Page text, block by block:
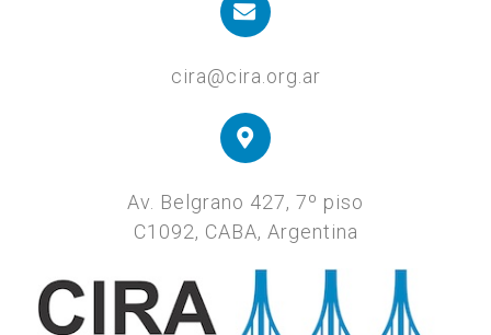
cira@cira.org.ar
Av. Belgrano 427, 7º piso
C1092, CABA, Argentina